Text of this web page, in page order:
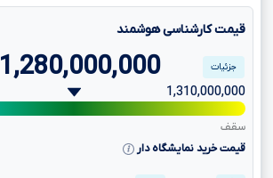
قیمت کارشناسی هوشمند
1,280,000,000 جزئیات
1,310,000,000
سقف
قیمت خرید نمایشگاه دار